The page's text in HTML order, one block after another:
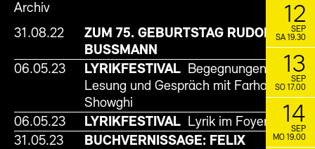
Archiv
31.08.22
ZUM 75. GEBURTSTAG RUDOLF
BUSSMANN
06.05.23
LYRIKFESTIVAL
Begegnungen II:
Lesung und Gespräch mit Farhad
Showghi
06.05.23
LYRIKFESTIVAL
Lyrik im Foyer
31.05.23
BUCHVERNISSAGE: FELIX
12
SEP
SA 19.30
13
SEP
SO 17.00
14
SEP
MO 19.00